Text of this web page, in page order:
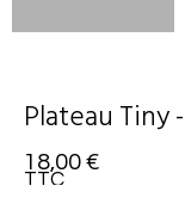
Plateau Tiny
18,00 €
TTC